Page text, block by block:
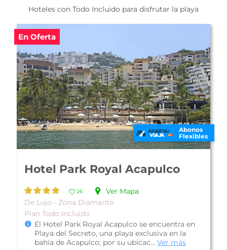
Hoteles con Todo Incluido para disfrutar la playa
En Oferta
Abonos
Flexibles
Hotel Park Royal Acapulco
26
Ver Mapa
De Lujo - Zona Diamante
Plan Todo Incluido
El Hotel Park Royal Acapulco se encuentra en
Playa del Secreto, una playa exclusiva en la
bahía de Acapulco; por su ubicac... Ver más